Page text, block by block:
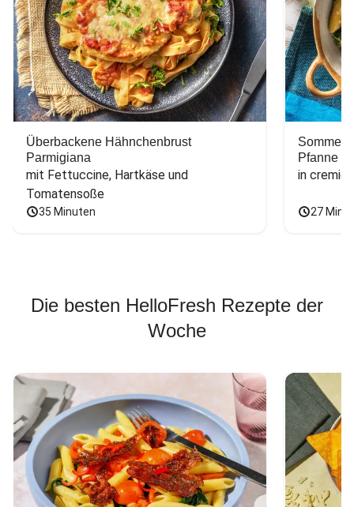
Überbackene Hähnchenbrust
Parmigiana
mit Fettuccine, Hartkäse und
Tomatensoße
35 Minuten
Pfanne
in
27
Die besten HelloFresh Rezepte der
Woche